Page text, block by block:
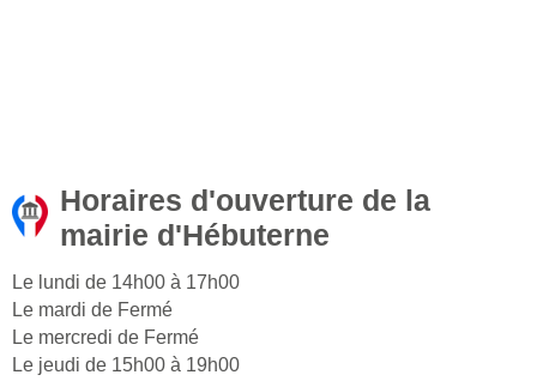
Horaires d'ouverture de la
mairie d'Hébuterne
Le lundi de 14h00 à 17h00
Le mardi de Fermé
Le mercredi de Fermé
Le jeudi de 15h00 à 19h00